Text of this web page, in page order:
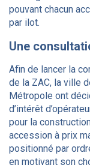
pouvant chacun
par ilot.
Une
Afin de lancer la
de la ZAC, la ville
Métropole ont
d’intérêt
pour la
accession à prix
positionné par
en motivant son